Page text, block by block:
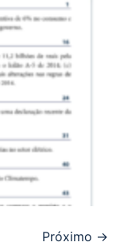
Próximo →